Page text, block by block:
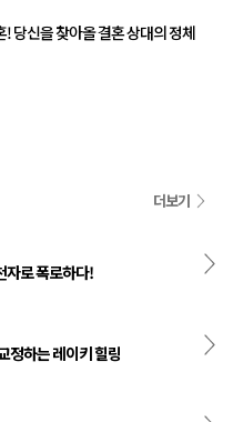
! 당신을 찾아올 결혼 상대의 정체
더보기
자로 폭로하다!
정하는 레이키 힐링